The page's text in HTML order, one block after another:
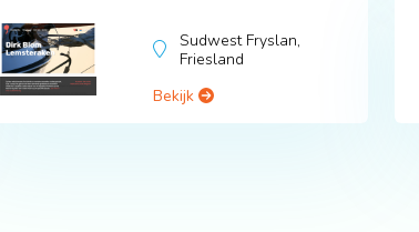
Sudwest Fryslan,
Friesland
Bekijk